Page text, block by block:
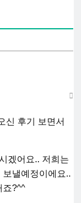
신 후기 보면서
겠어요.. 저희는
낼예정이에요..
죠?^^